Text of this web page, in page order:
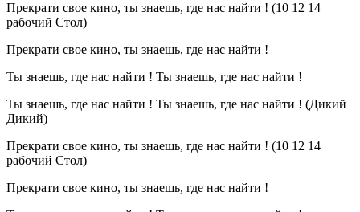
Прекрати свое кино, ты знаешь, где нас найти ! (10 12 14
рабочий Стол)
Прекрати свое кино, ты знаешь, где нас найти !
Ты знаешь, где нас найти ! Ты знаешь, где нас найти !
Ты знаешь, где нас найти ! Ты знаешь, где нас найти ! (Дикий
Дикий)
Прекрати свое кино, ты знаешь, где нас найти ! (10 12 14
рабочий Стол)
Прекрати свое кино, ты знаешь, где нас найти !